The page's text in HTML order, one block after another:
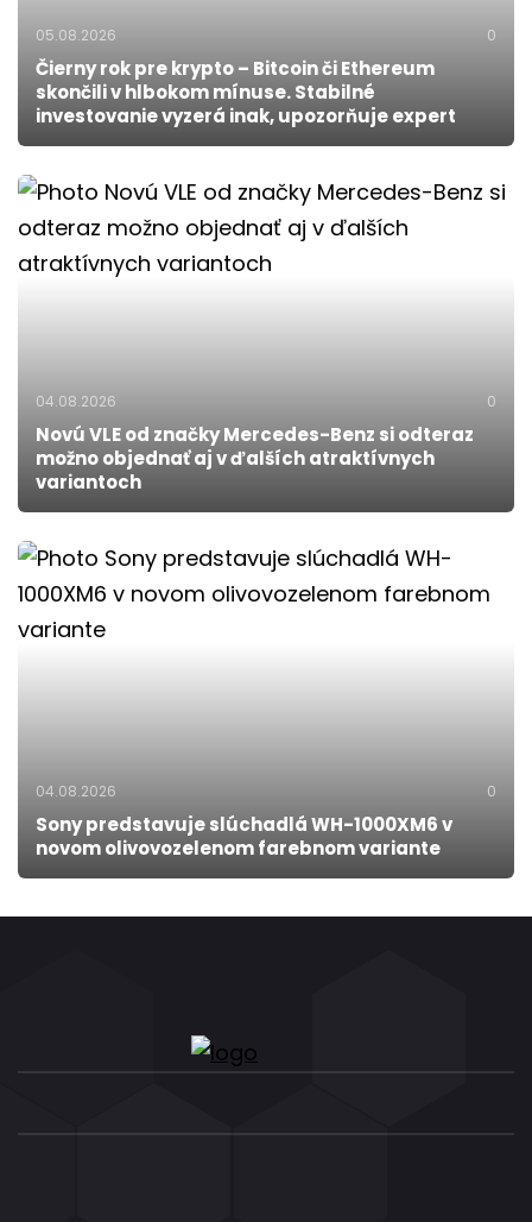
05.08.2026 0
Čierny rok pre krypto – Bitcoin či Ethereum
skončili v hlbokom mínuse. Stabilné
investovanie vyzerá inak, upozorňuje expert
04.08.2026 0
Novú VLE od značky Mercedes-Benz si odteraz
možno objednať aj v ďalších atraktívnych
variantoch
04.08.2026 0
Sony predstavuje slúchadlá WH-1000XM6 v
novom olivovozelenom farebnom variante